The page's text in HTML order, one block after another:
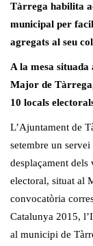
Tàrrega habilita
municipal per
agregats al seu
A la mesa
Major de
10 locals
L’Ajuntament de
setembre un
desplaçament dels
electoral, situat al
convocatòria
Catalunya 2015,
al municipi de